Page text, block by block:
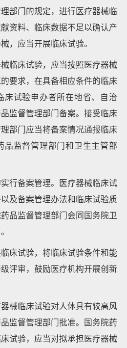
部门的规定，进行医疗器械临
资料、临床数据不足以确认产
，应当开展临床试验。
临床试验，应当按照医疗器械
要求，在具备相应条件的临床
床试验申办者所在地省、自治
监督管理部门备案。接受临床
部门应当将备案情况通报临床
品监督管理部门和卫生主管部
行备案管理。医疗器械临床试
及备案管理办法和临床试验质
品监督管理部门会同国务院卫
床试验，将临床试验条件和能
评审，鼓励医疗机构开展创新
械临床试验对人体具有较高风
监督管理部门批准。国务院药
试验，应当对拟承担医疗器械